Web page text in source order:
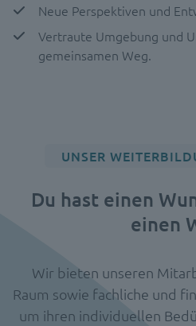
Neue Perspektiven und
Vertraute Umgebung und
gemeinsamen Weg.
UNSER
Du hast einen
einen
Wir bieten unseren
Raum sowie fachliche und
um ihren individuellen